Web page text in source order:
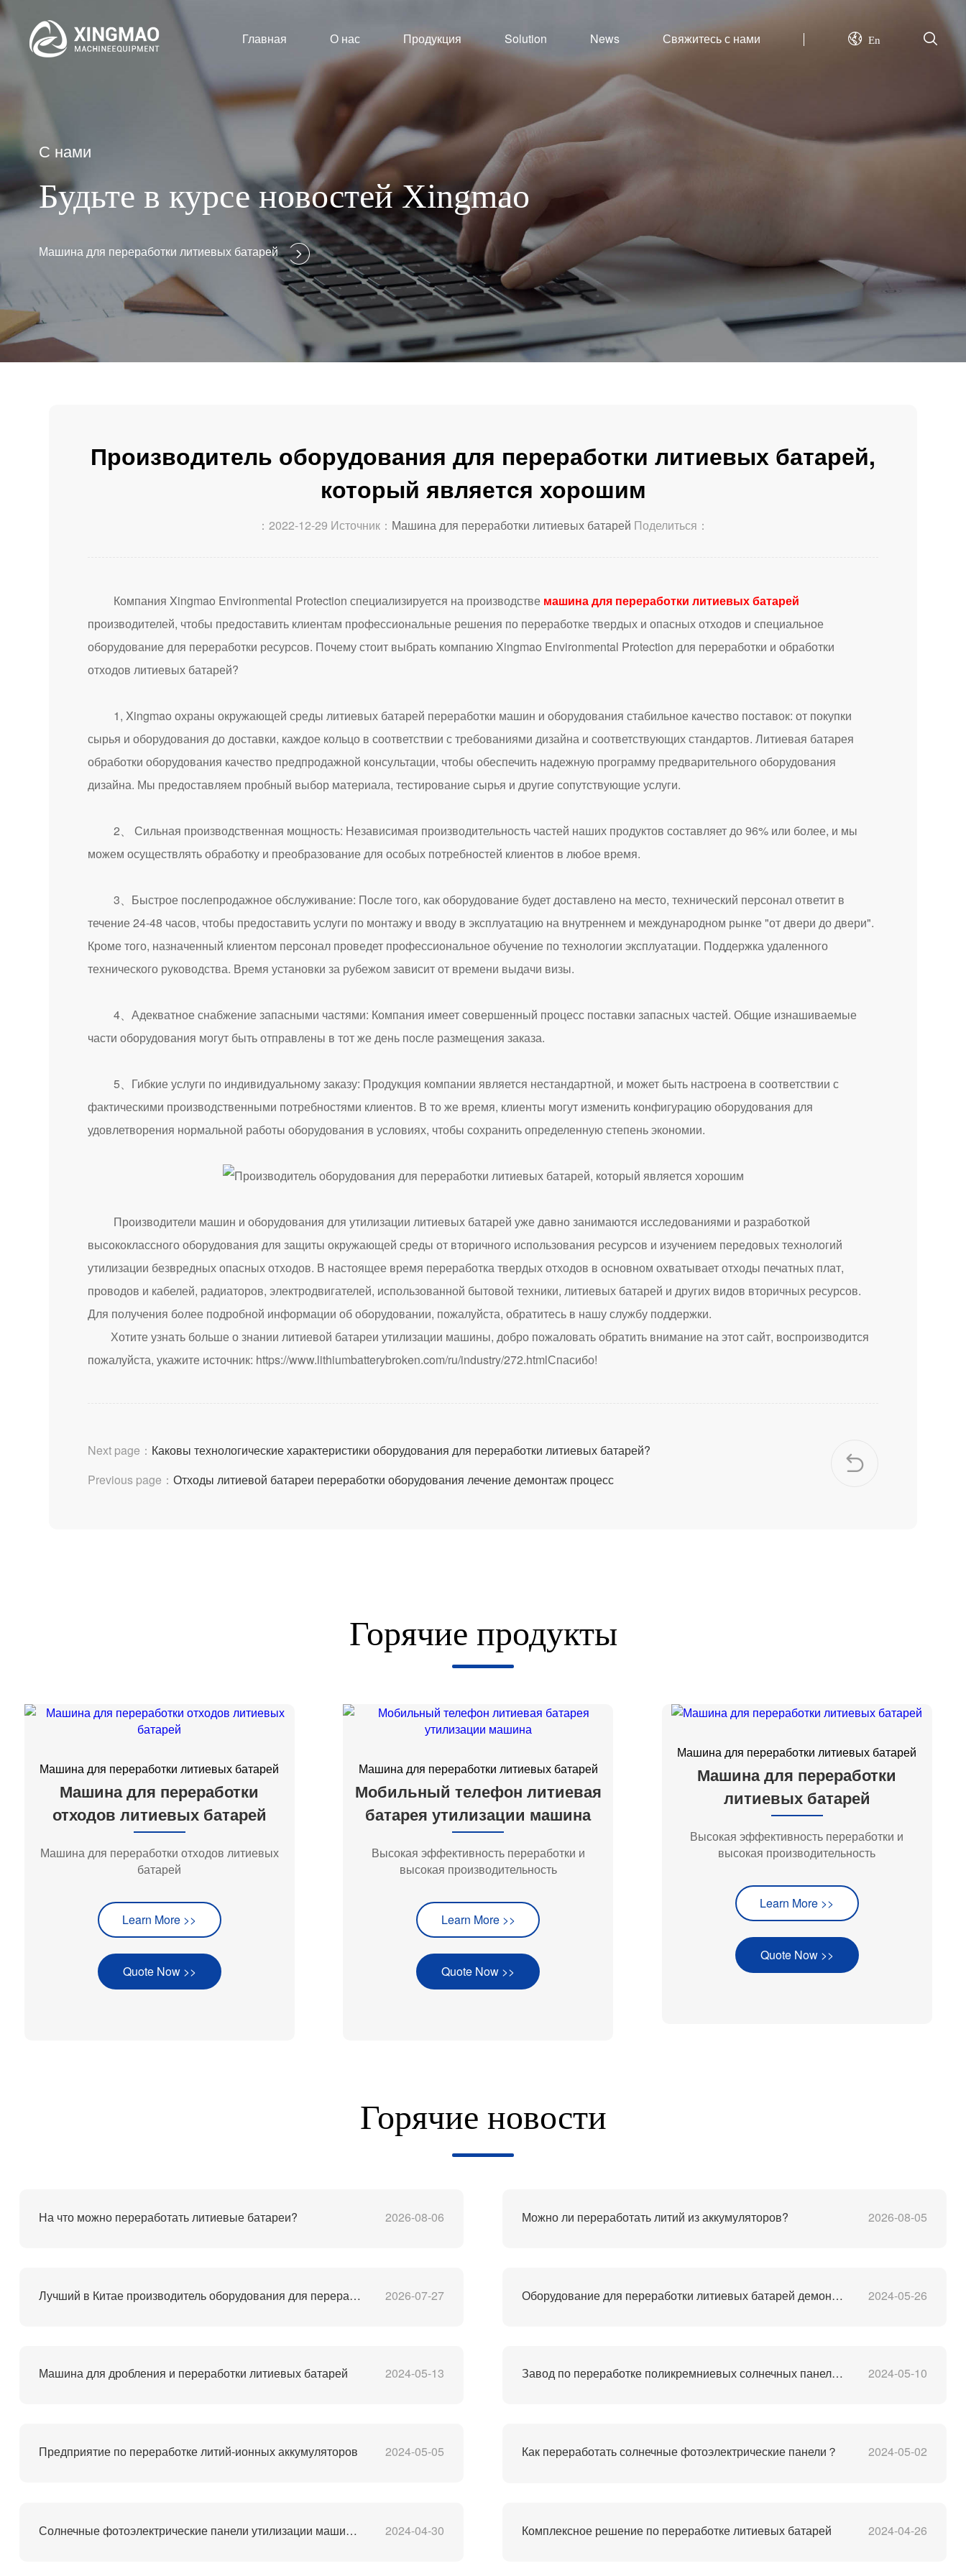
Главная О нас Продукция Solution News Свяжитесь с нами En
С нами
Будьте в курсе новостей Xingmao
Машина для переработки литиевых батарей
Производитель оборудования для переработки литиевых батарей,
который является хорошим
：2022-12-29 Источник： Машина для переработки литиевых батарей Поделиться：
Компания Xingmao Environmental Protection специализируется на производстве машина для переработки литиевых батарей
производителей, чтобы предоставить клиентам профессиональные решения по переработке твердых и опасных отходов и специальное
оборудование для переработки ресурсов. Почему стоит выбрать компанию Xingmao Environmental Protection для переработки и обработки
отходов литиевых батарей?
1, Xingmao охраны окружающей среды литиевых батарей переработки машин и оборудования стабильное качество поставок: от покупки
сырья и оборудования до доставки, каждое кольцо в соответствии с требованиями дизайна и соответствующих стандартов. Литиевая батарея
обработки оборудования качество предпродажной консультации, чтобы обеспечить надежную программу предварительного оборудования
дизайна. Мы предоставляем пробный выбор материала, тестирование сырья и другие сопутствующие услуги.
2、 Сильная производственная мощность: Независимая производительность частей наших продуктов составляет до 96% или более, и мы
можем осуществлять обработку и преобразование для особых потребностей клиентов в любое время.
3、Быстрое послепродажное обслуживание: После того, как оборудование будет доставлено на место, технический персонал ответит в
течение 24-48 часов, чтобы предоставить услуги по монтажу и вводу в эксплуатацию на внутреннем и международном рынке "от двери до двери".
Кроме того, назначенный клиентом персонал проведет профессиональное обучение по технологии эксплуатации. Поддержка удаленного
технического руководства. Время установки за рубежом зависит от времени выдачи визы.
4、Адекватное снабжение запасными частями: Компания имеет совершенный процесс поставки запасных частей. Общие изнашиваемые
части оборудования могут быть отправлены в тот же день после размещения заказа.
5、Гибкие услуги по индивидуальному заказу: Продукция компании является нестандартной, и может быть настроена в соответствии с
фактическими производственными потребностями клиентов. В то же время, клиенты могут изменить конфигурацию оборудования для
удовлетворения нормальной работы оборудования в условиях, чтобы сохранить определенную степень экономии.
Производители машин и оборудования для утилизации литиевых батарей уже давно занимаются исследованиями и разработкой
высококлассного оборудования для защиты окружающей среды от вторичного использования ресурсов и изучением передовых технологий
утилизации безвредных опасных отходов. В настоящее время переработка твердых отходов в основном охватывает отходы печатных плат,
проводов и кабелей, радиаторов, электродвигателей, использованной бытовой техники, литиевых батарей и других видов вторичных ресурсов.
Для получения более подробной информации об оборудовании, пожалуйста, обратитесь в нашу службу поддержки.
Хотите узнать больше о знании литиевой батареи утилизации машины, добро пожаловать обратить внимание на этот сайт, воспроизводится
пожалуйста, укажите источник: https://www.lithiumbatterybroken.com/ru/industry/272.htmlСпасибо!
Next page： Каковы технологические характеристики оборудования для переработки литиевых батарей?
Previous page： Отходы литиевой батареи переработки оборудования лечение демонтаж процесс
Горячие продукты
Машина для переработки литиевых батарей
Машина для переработки
отходов литиевых батарей
Машина для переработки отходов литиевых
батарей
Learn More >>
Quote Now >>
Машина для переработки литиевых батарей
Мобильный телефон литиевая
батарея утилизации машина
Высокая эффективность переработки и
высокая производительность
Learn More >>
Quote Now >>
Машина для переработки литиевых батарей
Машина для переработки
литиевых батарей
Высокая эффективность переработки и
высокая производительность
Learn More >>
Quote Now >>
Горячие новости
На что можно переработать литиевые батареи? 2026-08-06 Можно ли переработать литий из аккумуляторов? 2026-08-05
Лучший в Китае производитель оборудования для переработки литий-ионных аккумуляторов 2026-07-27 Оборудование для переработки литиевых батарей демонтаж отслуживших свой срок батарей процесс переработки м 2024-05-26
Машина для дробления и переработки литиевых батарей 2024-05-13 Завод по переработке поликремниевых солнечных панелей PV 2024-05-10
Предприятие по переработке литий-ионных аккумуляторов 2024-05-05 Как переработать солнечные фотоэлектрические панели？ 2024-05-02
Солнечные фотоэлектрические панели утилизации машина цена 2024-04-30 Комплексное решение по переработке литиевых батарей 2024-04-26